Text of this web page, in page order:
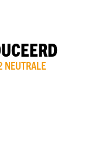
NEUTRALE